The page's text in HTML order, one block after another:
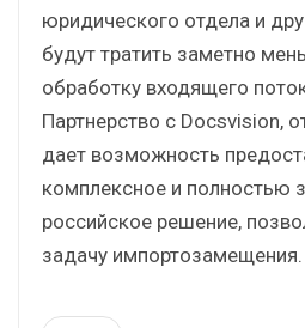
юридического отдела и
будут тратить заметно
обработку входящего
Партнерство с Docsvision,
дает возможность
комплексное и полностью
российское решение,
задачу импортозамещения.